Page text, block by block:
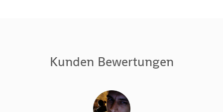
Kunden Bewertungen